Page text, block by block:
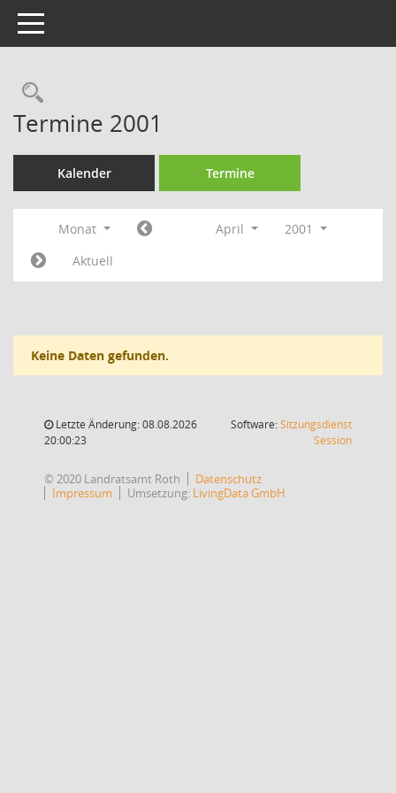
Toggle navigation
Rechercheauswahl
Termine 2001
Kalender Termine
Monat April
2001
Aktuell
Keine Daten gefunden.
Letzte Änderung: 08.08.2026
20:00:23
Software:Sitzungsdienst
Session(Wird in
© 2020 Landratsamt Roth
Datenschutz
Impressum
Umsetzung: LivingData GmbH